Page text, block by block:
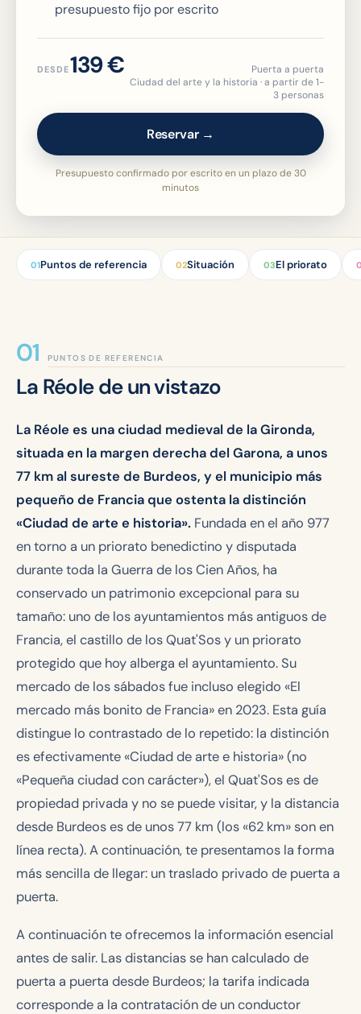
presupuesto fijo por escrito
DESDE139 €
Puerta a puerta
Ciudad del arte y la historia · a partir de 1-
3 personas
Reservar →
Presupuesto confirmado por escrito en un plazo de 30
minutos
01Puntos de referencia 02Situación 03El priorato
PUNTOS DE REFERENCIA
La Réole de un vistazo
La Réole es una ciudad medieval de la Gironda,
situada en la margen derecha del Garona, a unos
77 km al sureste de Burdeos, y el municipio más
pequeño de Francia que ostenta la distinción
«Ciudad de arte e historia». Fundada en el año 977
en torno a un priorato benedictino y disputada
durante toda la Guerra de los Cien Años, ha
conservado un patrimonio excepcional para su
tamaño: uno de los ayuntamientos más antiguos de
Francia, el castillo de los Quat'Sos y un priorato
protegido que hoy alberga el ayuntamiento. Su
mercado de los sábados fue incluso elegido «El
mercado más bonito de Francia» en 2023. Esta guía
distingue lo contrastado de lo repetido: la distinción
es efectivamente «Ciudad de arte e historia» (no
«Pequeña ciudad con carácter»), el Quat'Sos es de
propiedad privada y no se puede visitar, y la distancia
desde Burdeos es de unos 77 km (los «62 km» son en
línea recta). A continuación, te presentamos la forma
más sencilla de llegar: un traslado privado de puerta a
puerta.
A continuación te ofrecemos la información esencial
antes de salir. Las distancias se han calculado de
puerta a puerta desde Burdeos; la tarifa indicada
corresponde a la contratación de un conductor